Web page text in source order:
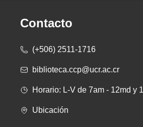
Contacto
(+506) 2511-1716
biblioteca.ccp@ucr.ac.cr
Horario: L-V de 7am - 12md y
Ubicación